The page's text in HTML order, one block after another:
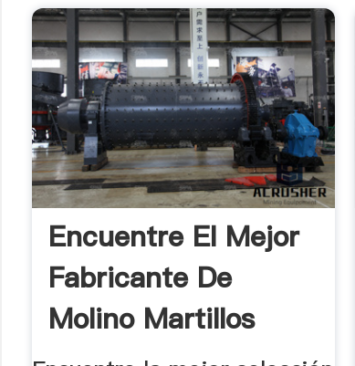
Encuentre El Mejor
Fabricante De
Molino Martillos